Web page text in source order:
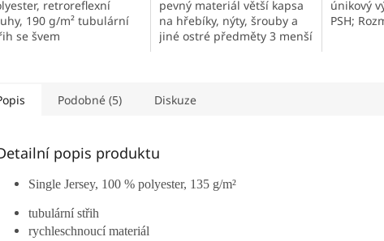
retroreflexní
190 g/m² tubulární
se švem
obvodu...
pevný materiál větší kapsa
na hřebíky, nýty, šrouby a
jiné ostré předměty 3 menší
únikový
PSH;
Podobné (5) Diskuze
popis produktu
Single Jersey, 100 % polyester, 135 g/m²
tubulární střih
rychleschnoucí materiál